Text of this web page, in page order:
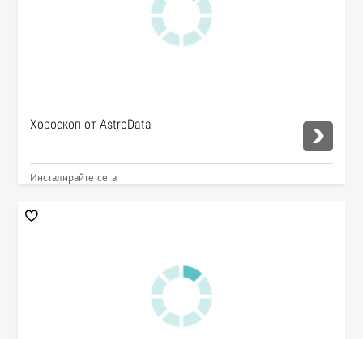
Хороскоп от AstroData
Инсталирайте сега